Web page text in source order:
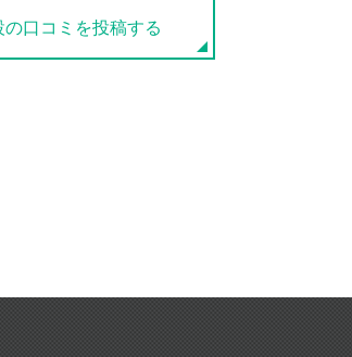
の口コミを投稿する